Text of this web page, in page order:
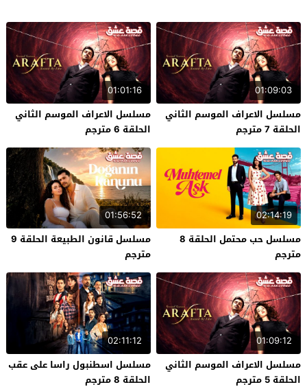
01:09:03
مسلسل الاعراف الموسم الثاني
الحلقة 7 مترجم
01:01:16
مسلسل الاعراف الموسم الثاني
الحلقة 6 مترجم
02:14:19
مسلسل حب محتمل الحلقة 8
مترجم
01:56:52
مسلسل قانون الطبيعة الحلقة 9
مترجم
01:09:12
مسلسل الاعراف الموسم الثاني
الحلقة 5 مترجم
02:11:12
مسلسل اسطنبول راسا على عقب
الحلقة 8 مترجم